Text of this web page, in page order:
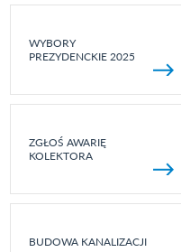
WYBORY
PREZYDENCKIE 2025
ZGŁOŚ AWARIĘ
KOLEKTORA
BUDOWA KANALIZACJI